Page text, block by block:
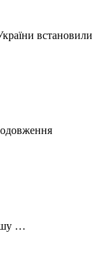
встановили
…